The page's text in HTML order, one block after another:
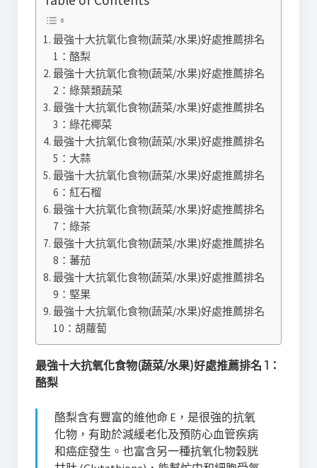
最強十大抗氧化食物(蔬菜/水果)好處推薦排名
1：酪梨
最強十大抗氧化食物(蔬菜/水果)好處推薦排名
2：綠葉類蔬菜
最強十大抗氧化食物(蔬菜/水果)好處推薦排名
3：綠花椰菜
最強十大抗氧化食物(蔬菜/水果)好處推薦排名
5：大蒜
最強十大抗氧化食物(蔬菜/水果)好處推薦排名
6：紅石榴
最強十大抗氧化食物(蔬菜/水果)好處推薦排名
7：綠茶
最強十大抗氧化食物(蔬菜/水果)好處推薦排名
8：蕃茄
最強十大抗氧化食物(蔬菜/水果)好處推薦排名
9：堅果
最強十大抗氧化食物(蔬菜/水果)好處推薦排名
10：胡蘿蔔
最強十大抗氧化食物(蔬菜/水果)好處推薦排名 1：
酪梨
酪梨含有豐富的維他命 E，是很強的抗氧
化物，有助於減緩老化及預防心血管疾病
和癌症發生。也富含另一種抗氧化物穀胱